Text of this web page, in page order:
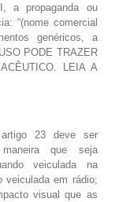
a propaganda ou
“(nome comercial
genéricos, a
PODE TRAZER
LEIA A
23 deve ser
que seja
veiculada na
veiculada em rádio;
visual que as